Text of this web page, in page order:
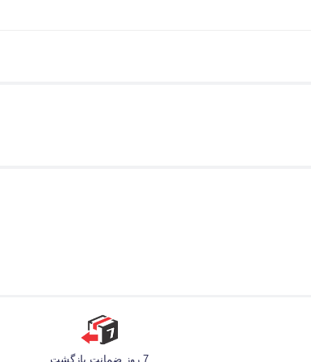
7 روز ضمانت بازگشت